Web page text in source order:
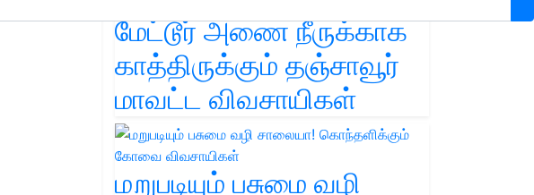
மேட்டூர் அணை நீருக்காக
காத்திருக்கும் தஞ்சாவூர்
மாவட்ட விவசாயிகள்
மறுபடியும் பசுமை வழி